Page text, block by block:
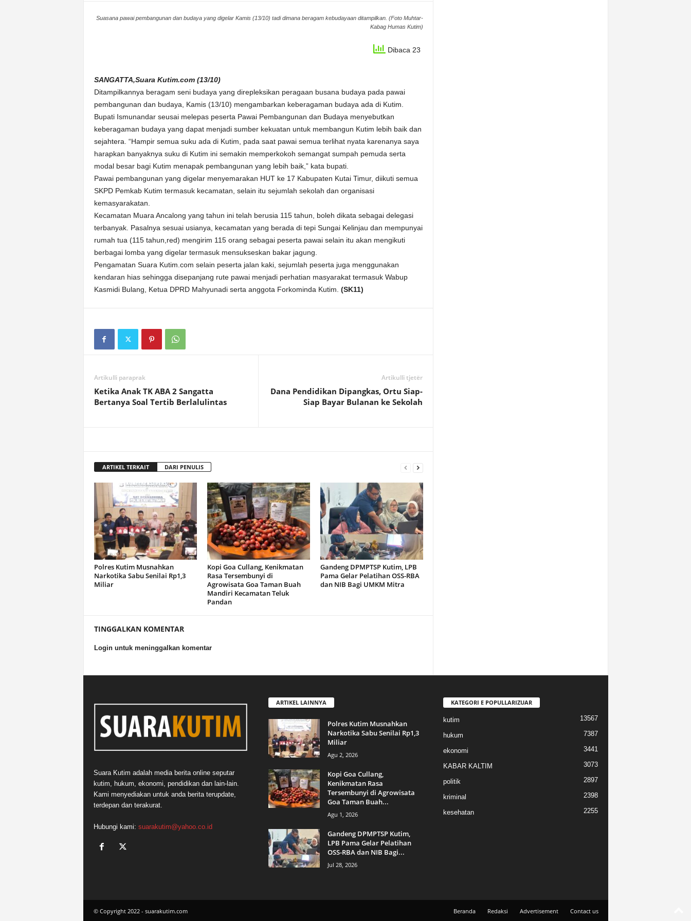
Suasana pawai pembangunan dan budaya yang digelar Kamis (13/10) tadi dimana beragam kebudayaan ditampilkan. (Foto Muhtar-
Kabag Humas Kutim)
Dibaca 23
SANGATTA,Suara Kutim.com (13/10)
Ditampilkannya beragam seni budaya yang direpleksikan peragaan busana budaya pada pawai
pembangunan dan budaya, Kamis (13/10) mengambarkan keberagaman budaya ada di Kutim.
Bupati Ismunandar seusai melepas peserta Pawai Pembangunan dan Budaya menyebutkan
keberagaman budaya yang dapat menjadi sumber kekuatan untuk membangun Kutim lebih baik dan
sejahtera. “Hampir semua suku ada di Kutim, pada saat pawai semua terlihat nyata karenanya saya
harapkan banyaknya suku di Kutim ini semakin memperkokoh semangat sumpah pemuda serta
modal besar bagi Kutim menapak pembangunan yang lebih baik,” kata bupati.
Pawai pembangunan yang digelar menyemarakan HUT ke 17 Kabupaten Kutai Timur, diikuti semua
SKPD Pemkab Kutim termasuk kecamatan, selain itu sejumlah sekolah dan organisasi
kemasyarakatan.
Kecamatan Muara Ancalong yang tahun ini telah berusia 115 tahun, boleh dikata sebagai delegasi
terbanyak. Pasalnya sesuai usianya, kecamatan yang berada di tepi Sungai Kelinjau dan mempunyai
rumah tua (115 tahun,red) mengirim 115 orang sebagai peserta pawai selain itu akan mengikuti
berbagai lomba yang digelar termasuk mensukseskan bakar jagung.
Pengamatan Suara Kutim.com selain peserta jalan kaki, sejumlah peserta juga menggunakan
kendaran hias sehingga disepanjang rute pawai menjadi perhatian masyarakat termasuk Wabup
Kasmidi Bulang, Ketua DPRD Mahyunadi serta anggota Forkominda Kutim. (SK11)
Artikulli paraprak
Ketika Anak TK ABA 2 Sangatta
Bertanya Soal Tertib Berlalulintas
Artikulli tjetër
Dana Pendidikan Dipangkas, Ortu Siap-
Siap Bayar Bulanan ke Sekolah
ARTIKEL TERKAIT DARI PENULIS
Polres Kutim Musnahkan
Narkotika Sabu Senilai Rp1,3
Miliar
Kopi Goa Cullang, Kenikmatan
Rasa Tersembunyi di
Agrowisata Goa Taman Buah
Mandiri Kecamatan Teluk
Pandan
Gandeng DPMPTSP Kutim, LPB
Pama Gelar Pelatihan OSS-RBA
dan NIB Bagi UMKM Mitra
TINGGALKAN KOMENTAR
Login untuk meninggalkan komentar
Suara Kutim adalah media berita online seputar
kutim, hukum, ekonomi, pendidikan dan lain-lain.
Kami menyediakan untuk anda berita terupdate,
terdepan dan terakurat.
Hubungi kami: suarakutim@yahoo.co.id
ARTIKEL LAINNYA
Polres Kutim Musnahkan
Narkotika Sabu Senilai Rp1,3
Miliar
Agu 2, 2026
Kopi Goa Cullang,
Kenikmatan Rasa
Tersembunyi di Agrowisata
Goa Taman Buah...
Agu 1, 2026
Gandeng DPMPTSP Kutim,
LPB Pama Gelar Pelatihan
OSS-RBA dan NIB Bagi...
Jul 28, 2026
KATEGORI E POPULLARIZUAR
kutim 13567
hukum 7387
ekonomi 3441
KABAR KALTIM 3073
politik 2897
kriminal 2398
kesehatan 2255
Beranda Redaksi Advertisement Contact us
© Copyright 2022 - suarakutim.com